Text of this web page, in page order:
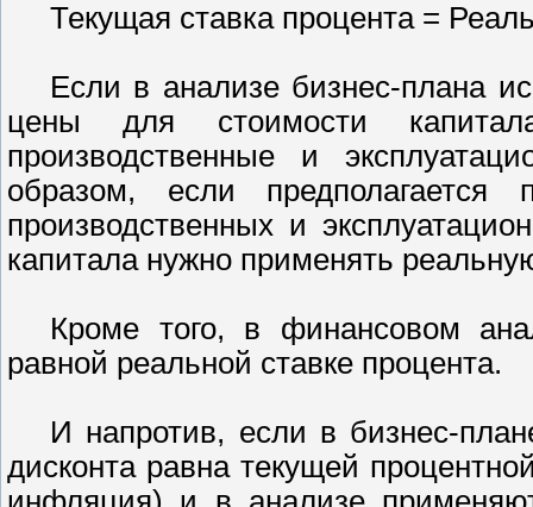
Текущая ставка процента =
Если в анализе бизнес-плана
цены для стоимости
производственные и
образом, если предполагается
производственных и
капитала нужно применять
Кроме того, в финансовом
равной реальной ставке процента.
И напротив, если в бизнес-
дисконта равна текущей